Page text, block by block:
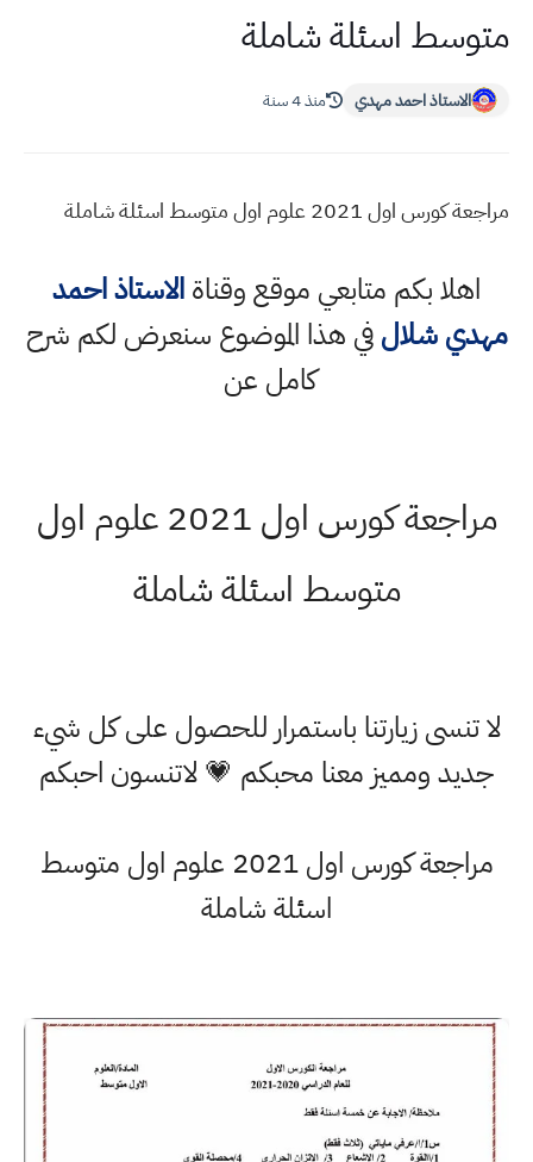
متوسط اسئلة شاملة
الاستاذ احمد مهدي منذ 4 سنة
مراجعة كورس اول 2021 علوم اول متوسط اسئلة شاملة
اهلا بكم متابعي موقع وقناةالاستاذ احمد
مهدي شلالفي هذا الموضوع سنعرض لكم شرح
كامل عن
مراجعة كورس اول 2021 علوم اول
متوسط اسئلة شاملة
لا تنسى زيارتنا باستمرار للحصول على كل شيء
جديد ومميز معنا محبكم 💗 لاتنسون احبكم
مراجعة كورس اول 2021 علوم اول متوسط
اسئلة شاملة